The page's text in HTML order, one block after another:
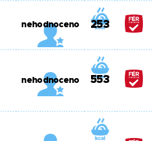
nehodnoceno 253
nehodnoceno 553